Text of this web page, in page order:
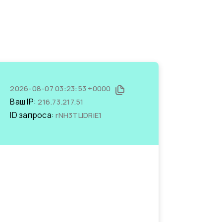
2026-08-07 03:23:53 +0000
Ваш IP:216.73.217.51
ID запроса:rNH3TLIDRiE1